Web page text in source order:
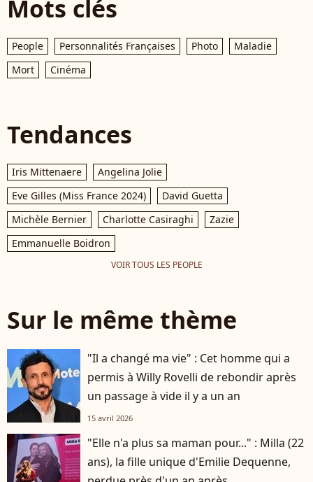
Mots clés
People Personnalités Françaises Photo
Maladie
Mort
Cinéma
Tendances
Iris Mittenaere
Angelina Jolie
Eve Gilles (Miss France 2024)
David Guetta
Michèle Bernier
Charlotte Casiraghi
Zazie
Emmanuelle Boidron
VOIR TOUS LES PEOPLE
Sur le même thème
"Il a changé ma vie" : Cet homme qui a
permis à Willy Rovelli de rebondir après
un passage à vide il y a un an
15 avril 2026
"Elle n'a plus sa maman pour..." : Milla (22
ans), la fille unique d'Emilie Dequenne,